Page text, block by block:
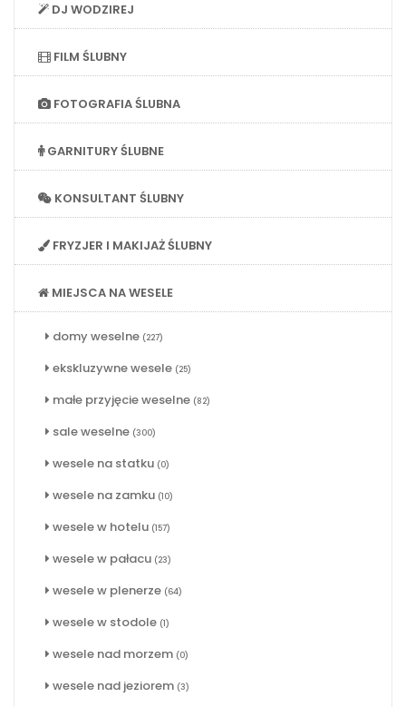
DJ WODZIREJ
FILM ŚLUBNY
FOTOGRAFIA ŚLUBNA
GARNITURY ŚLUBNE
KONSULTANT ŚLUBNY
FRYZJER I MAKIJAŻ ŚLUBNY
MIEJSCA NA WESELE
domy weselne (227)
ekskluzywne wesele (25)
małe przyjęcie weselne (82)
sale weselne (300)
wesele na statku (0)
wesele na zamku (10)
wesele w hotelu (157)
wesele w pałacu (23)
wesele w plenerze (64)
wesele w stodole (1)
wesele nad morzem (0)
wesele nad jeziorem (3)